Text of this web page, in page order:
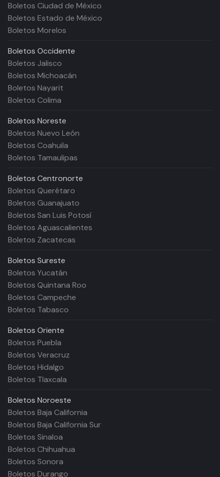
Boletos Ciudad de México
Boletos Estado de México
Boletos Morelos
Boletos Occidente
Boletos Jalisco
Boletos Michoacán
Boletos Nayarit
Boletos Colima
Boletos Noreste
Boletos Nuevo León
Boletos Coahuila
Boletos Tamaulipas
Boletos Centronorte
Boletos Querétaro
Boletos Guanajuato
Boletos San Luis Potosí
Boletos Aguascalientes
Boletos Zacatecas
Boletos Sureste
Boletos Yucatán
Boletos Quintana Roo
Boletos Campeche
Boletos Tabasco
Boletos Oriente
Boletos Puebla
Boletos Veracruz
Boletos Hidalgo
Boletos Tlaxcala
Boletos Noroeste
Boletos Baja California
Boletos Baja California Sur
Boletos Sinaloa
Boletos Chihuahua
Boletos Sonora
Boletos Durango